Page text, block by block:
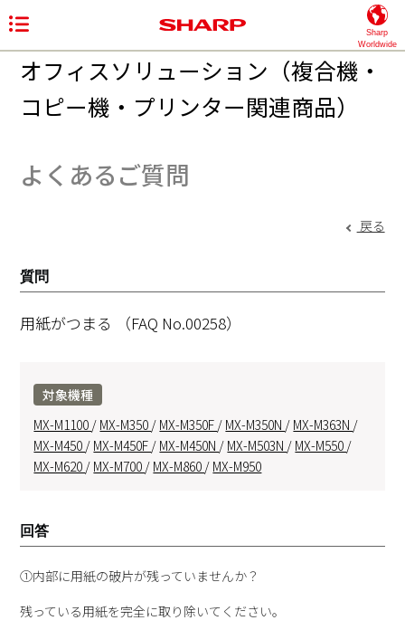
Sharp
Worldwide
オフィスソリューション（複合機・
コピー機・プリンター関連商品）
よくあるご質問
戻る
質問
用紙がつまる （FAQ No.00258）
対象機種
MX-M1100 / MX-M350 / MX-M350F / MX-M350N / MX-M363N /
MX-M450 / MX-M450F / MX-M450N / MX-M503N / MX-M550 /
MX-M620 / MX-M700 / MX-M860 / MX-M950
回答
①内部に用紙の破片が残っていませんか？
残っている用紙を完全に取り除いてください。